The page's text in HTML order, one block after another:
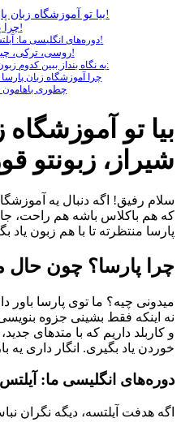
بیا تو آموزشگاه زبان پارسا شیراز، زبونتو قورت بده!
چرا پارسا؟ چون حال میده!
دوره‌های انگلیسی ما: آیلتس رو شاخشه!
روسی، ترکی، چینی؟ اصن غمت نباشه!
یه نگاه بنداز ببین کدوم زبون به کارت میاد:
چرا آموزشگاه زبان پارسا
چطوری
بیا تو آموزشگاه
شیراز، زبونتو
سلام رفیق! اگه دنبال یه
که هم باکلاس باشه هم راحت،
پارسا منتظرته تا با هم زبون یاد
چرا پارسا؟ چون حال
میدونی چیه؟ ما توی پارسا باور
نه اینکه فقط بشینی جزوه
و کاربلد داریم که با متدهای
خوردن یاد بگیری. انگار داری یه
دوره‌های انگلیسی ما:
اگه هدفت آیلتسه، دیگه نگران